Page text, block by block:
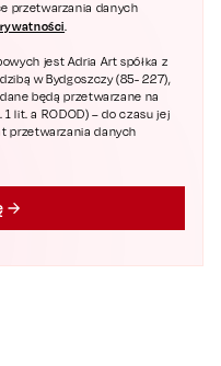
przetwarzania danych
.
jest Adria Art spółka z
w Bydgoszczy (85- 227),
będą przetwarzane na
lit. a RODOD) – do czasu jej
przetwarzania danych